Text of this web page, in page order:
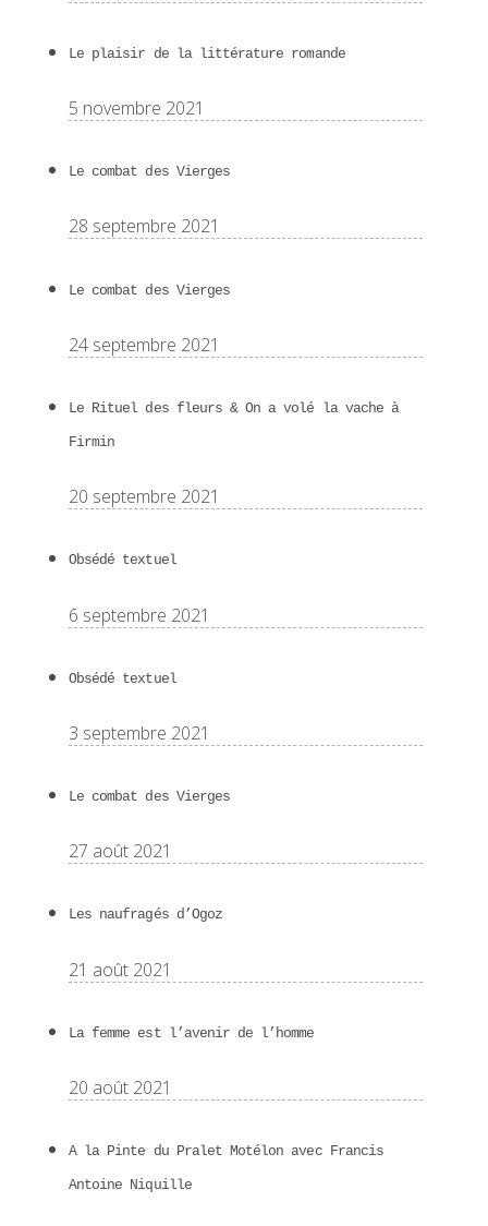
Le plaisir de la littérature romande
5 novembre 2021
Le combat des Vierges
28 septembre 2021
Le combat des Vierges
24 septembre 2021
Le Rituel des fleurs & On a volé la vache à
Firmin
20 septembre 2021
Obsédé textuel
6 septembre 2021
Obsédé textuel
3 septembre 2021
Le combat des Vierges
27 août 2021
Les naufragés d’Ogoz
21 août 2021
La femme est l’avenir de l’homme
20 août 2021
A la Pinte du Pralet Motélon avec Francis
Antoine Niquille